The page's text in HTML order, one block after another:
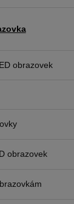
obrazovek
obrazovek